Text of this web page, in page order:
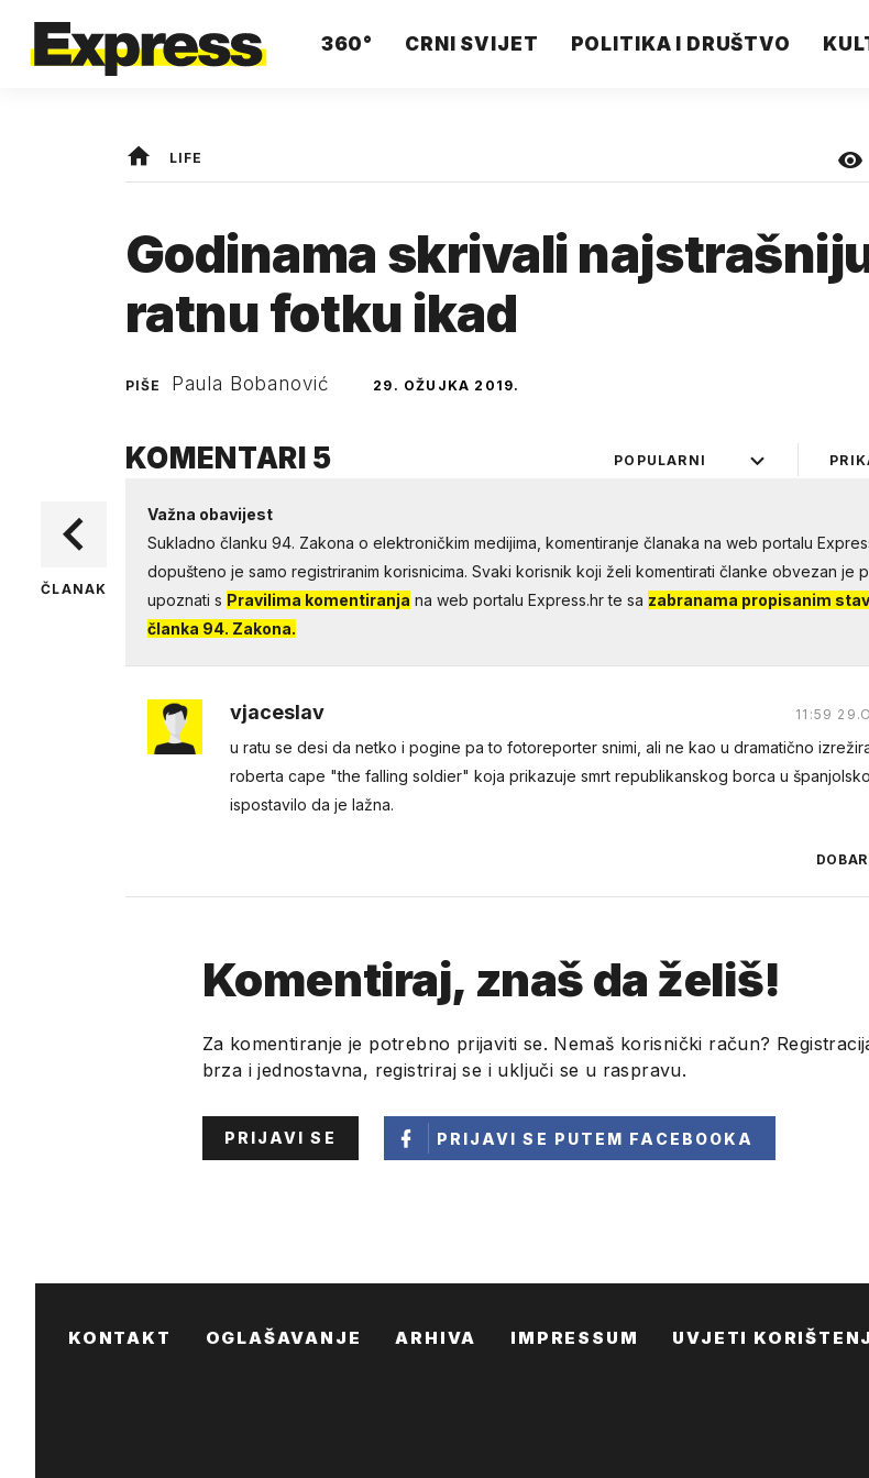
360° CRNI SVIJET POLITIKA I DRUŠTVO
LIFE
Godinama skrivali
ratnu fotku ikad
PIŠE Paula Bobanović 29. OŽUJKA 2019.
ČLANAK
KOMENTARI 5 POPULARNI
Važna obavijest
Sukladno članku 94. Zakona o elektroničkim medijima, komentiranje članaka na web portalu
dopušteno je samo registriranim korisnicima. Svaki korisnik koji želi komentirati članke obvezan je
upoznati s Pravilima komentiranja na web portalu Express.hr te sa zabranama propisanim
članka 94. Zakona.
vjaceslav 11:59
u ratu se desi da netko i pogine pa to fotoreporter snimi, ali ne kao u dramatično
roberta cape "the falling soldier" koja prikazuje smrt republikanskog borca u
ispostavilo da je lažna.
DOBAR
Komentiraj, znaš da želiš!
Za komentiranje je potrebno prijaviti se. Nemaš korisnički račun?
brza i jednostavna, registriraj se i uključi se u raspravu.
PRIJAVI SE PRIJAVI SE PUTEM FACEBOOKA
KONTAKT OGLAŠAVANJE ARHIVA IMPRESSUM UVJETI